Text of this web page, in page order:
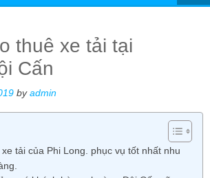
thuê xe tải tại
Cấn
byadmin
tải của Phi Long. phục vụ tốt nhất nhu